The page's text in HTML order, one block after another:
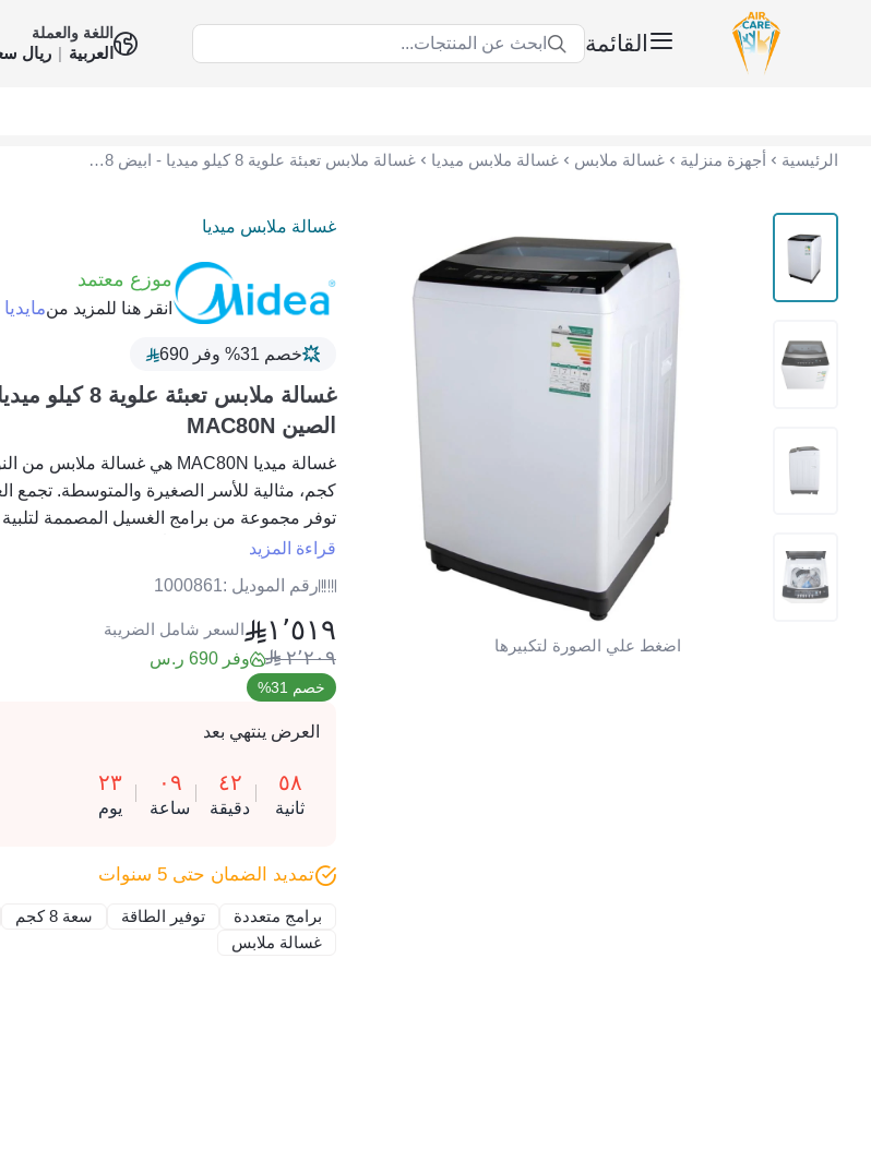
القائمة ابحث عن المنتجات...
اللغة والعملة
العربية | ريال
الرئيسية أجهزة منزلية غسالة ملابس غسالة ملابس ميديا غسالة ملابس تعبئة علوية 8 كيلو ميديا - ابيض 8 برامج صنع في الصين MAC80N
اضغط علي الصورة لتكبيرها
غسالة ملابس ميديا
موزع معتمد
انقر هنا للمزيد منمايديا
خصم 31% وفر 690
الصين MAC80N
كجم، مثالية للأسر الصغيرة والمتوسطة. تجمع
توفر مجموعة من برامج الغسيل المصممة لتلبية
الأقمشة الحساسة وصولاً إلى الملابس الثقيلة.
قراءة المزيد
رقم الموديل :1000861
١٬٥١٩ السعر شامل الضريبة
٢٬٢٠٩ وفر 690 ر.س
خصم 31%
العرض ينتهي بعد
٥٨
ثانية
٤٢
دقيقة
٠٩
ساعة
٢٣
يوم
تمديد الضمان حتى 5 سنوات
برامج متعددة توفير الطاقة سعة 8 كجم
غسالة ملابس